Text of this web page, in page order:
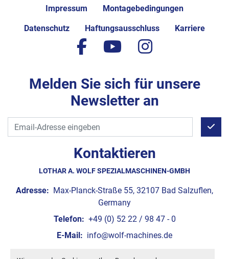
Impressum Montagebedingungen
Datenschutz Haftungsausschluss Karriere
Kontaktieren
LOTHAR A. WOLF SPEZIALMASCHINEN-GMBH
Adresse: Max-Planck-Straße 55, 32107 Bad Salzuflen,
Germany
Telefon: +49 (0) 52 22 / 98 47 - 0
E-Mail: info@wolf-machines.de
facebook
youtubeinstagram
Melden Sie sich für unsere
Newsletter an